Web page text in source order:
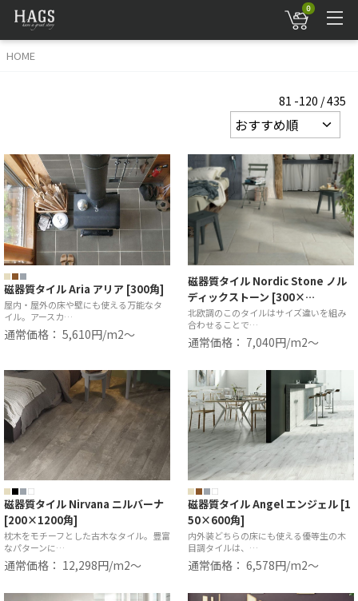
0
HOME
81 -120 / 435
磁器質タイル Aria アリア [300角]
屋内・屋外の床や壁にも使える万能なタ
イル。アースカ…
通常価格： 5,610円/m2〜
磁器質タイル Nordic Stone ノル
ディックストーン [300×…
北欧調のこのタイルはサイズ違いを組み
合わせることで…
通常価格： 7,040円/m2〜
磁器質タイル Nirvana ニルバーナ
[200×1200角]
枕木をモチーフとした古木なタイル。豊富
なパターンに…
通常価格： 12,298円/m2〜
磁器質タイル Angel エンジェル [1
50×600角]
内外装どちらの床にも使える優等生の木
目調タイルは、…
通常価格： 6,578円/m2〜